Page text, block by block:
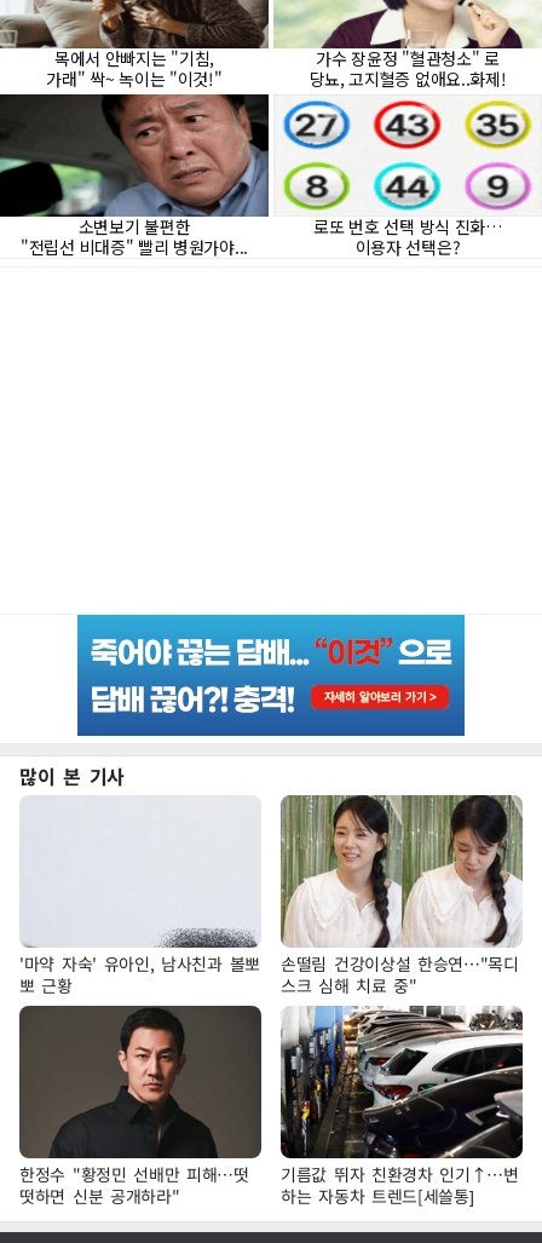
많이 본 기사
'마약 자숙' 유아인, 남사친과 볼뽀
뽀 근황
손떨림 건강이상설 한승연…"목디
스크 심해 치료 중"
한정수 "황정민 선배만 피해…떳
떳하면 신분 공개하라"
기름값 뛰자 친환경차 인기↑…변
하는 자동차 트렌드[세쓸통]